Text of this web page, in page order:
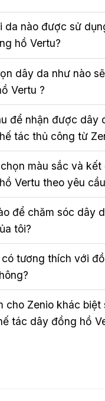
da nào được sử
hồ Vertu?
dây da như nào
Vertu ?
để nhận được dây
tác thủ công từ
màu sắc và kết
Vertu theo yêu
để chăm sóc dây
tôi?
có tương thích với
cho Zenio khác biệt
tác dây đồng hồ